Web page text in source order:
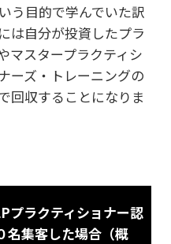
う目的で学んでいた訳
は自分が投資したプラ
マスタープラクティシ
ーズ・トレーニングの
回収することになりま
ラクティショナー認
名集客した場合（概